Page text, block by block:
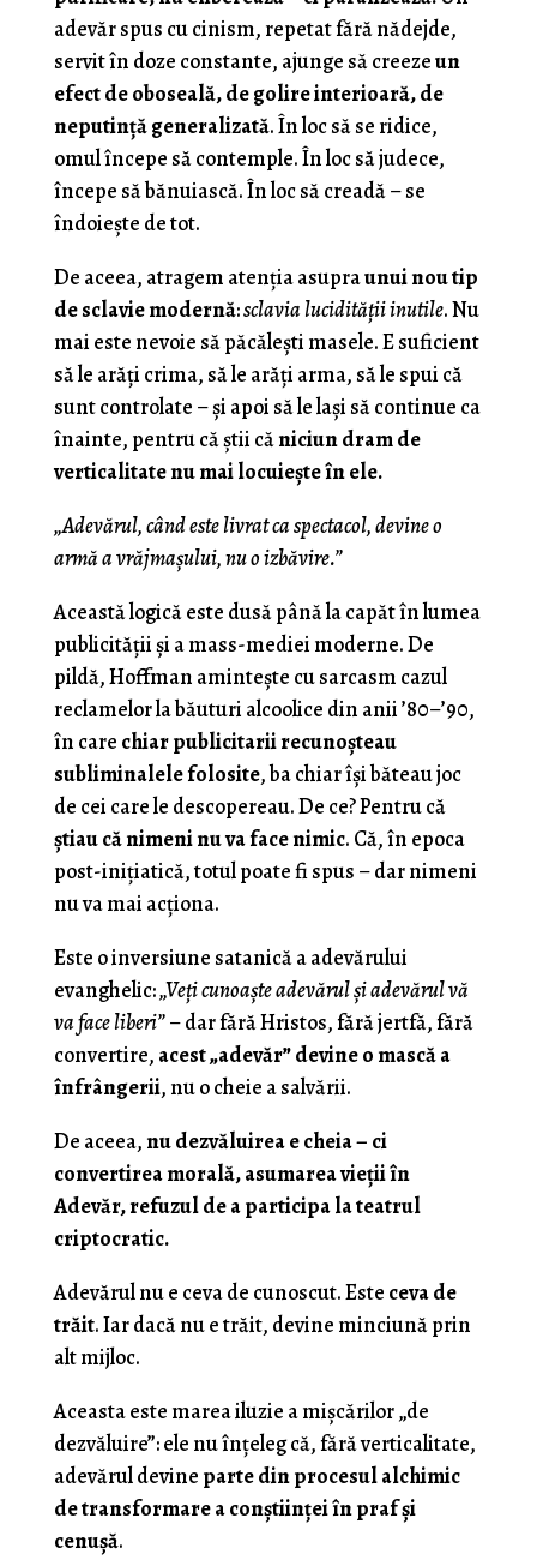
adevăr spus cu cinism, repetat fără nădejde,
servit în doze constante, ajunge să creezeun
efect de oboseală, de golire interioară, de
neputință generalizată. În loc să se ridice,
omul începe să contemple. În loc să judece,
începe să bănuiască. În loc să creadă – se
îndoiește de tot.
De aceea, atragem atenția asupraunui nou tip
de sclavie modernă:sclavia lucidității inutile. Nu
mai este nevoie să păcălești masele. E suficient
să le arăți crima, să le arăți arma, să le spui că
sunt controlate – și apoi să le lași să continue ca
înainte, pentru că știi căniciun dram de
verticalitate nu mai locuiește în ele.
„Adevărul, când este livrat ca spectacol, devine o
armă a vrăjmașului, nu o izbăvire.”
Această logică este dusă până la capăt în lumea
publicității și a mass-mediei moderne. De
pildă, Hoffman amintește cu sarcasm cazul
reclamelor la băuturi alcoolice din anii ’80–’90,
în care chiar publicitarii recunoșteau
subliminalele folosite, ba chiar își băteau joc
de cei care le descopereau. De ce? Pentru că
știau că nimeni nu va face nimic. Că, în epoca
post-inițiatică, totul poate fi spus – dar nimeni
nu va mai acționa.
Este o inversiune satanică a adevărului
evanghelic:„Veți cunoaște adevărul și adevărul vă
va face liberi”– dar fără Hristos, fără jertfă, fără
convertire, acest „adevăr” devine o mască a
înfrângerii, nu o cheie a salvării.
De aceea,nu dezvăluirea e cheia – ci
convertirea morală, asumarea vieții în
Adevăr, refuzul de a participa la teatrul
criptocratic.
Adevărul nu e ceva de cunoscut. Este ceva de
trăit. Iar dacă nu e trăit, devine minciună prin
alt mijloc.
Aceasta este marea iluzie a mișcărilor „de
dezvăluire”: ele nu înțeleg că, fără verticalitate,
adevărul devine parte din procesul alchimic
de transformare a conștiinței în praf și
cenușă.